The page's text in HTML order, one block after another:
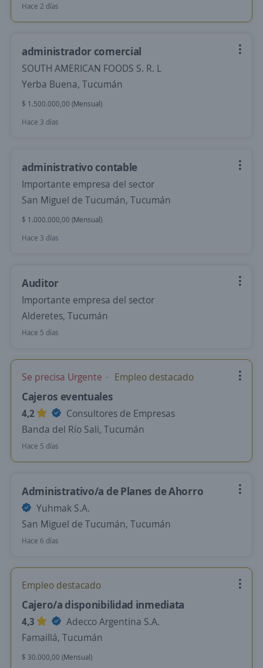
Hace 2 días
administrador comercial
SOUTH AMERICAN FOODS S. R. L
Yerba Buena, Tucumán
$ 1.500.000,00 (Mensual)
Hace 3 días
administrativo contable
Importante empresa del sector
San Miguel de Tucumán, Tucumán
$ 1.000.000,00 (Mensual)
Hace 3 días
Auditor
Importante empresa del sector
Alderetes, Tucumán
Hace 5 días
Se precisa Urgente Empleo destacado
Cajeros eventuales
4,2
Consultores de Empresas
Banda del Río Sali, Tucumán
Hace 5 días
Administrativo/a de Planes de Ahorro
Yuhmak S.A.
San Miguel de Tucumán, Tucumán
Hace 6 días
Empleo destacado
Cajero/a disponibilidad inmediata
4,3
Adecco Argentina S.A.
Famaillá, Tucumán
$ 30.000,00 (Mensual)